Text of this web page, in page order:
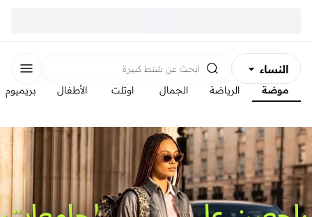
النساء
الرجال
الأطفال
ابحث عن شنط كبيرة
موضة الرياضة الجمال اوتلت الأطفال بريميوم